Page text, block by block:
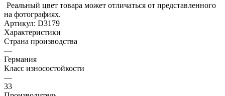
Реальный цвет товара может отличаться от представленного
на фотографиях.
Артикул: D3179
Характеристики
Страна производства
—
Германия
Класс износостойкости
—
33